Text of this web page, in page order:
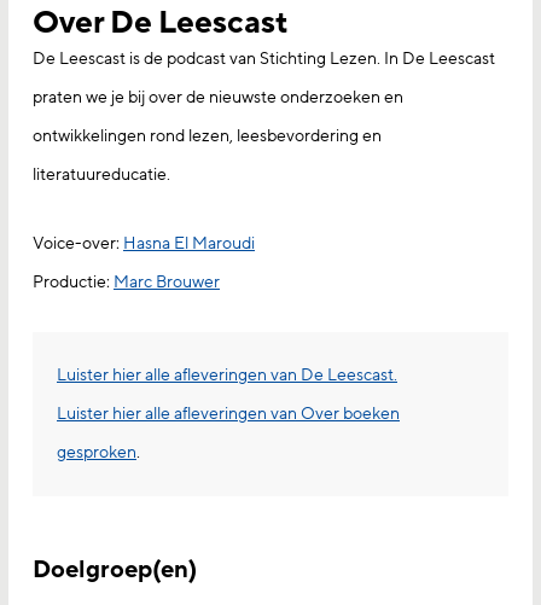
Over De Leescast
De Leescast is de podcast van Stichting Lezen. In De Leescast
praten we je bij over de nieuwste onderzoeken en
ontwikkelingen rond lezen, leesbevordering en
literatuureducatie.
Voice-over: Hasna El Maroudi
Productie: Marc Brouwer
Luister hier alle afleveringen van De Leescast.
Luister hier alle afleveringen van Over boeken
gesproken.
Doelgroep(en)